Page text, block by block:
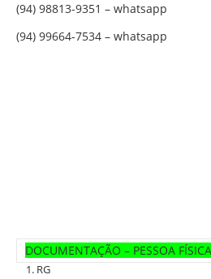
DOCUMENTAÇÃO – PESSOA
RG